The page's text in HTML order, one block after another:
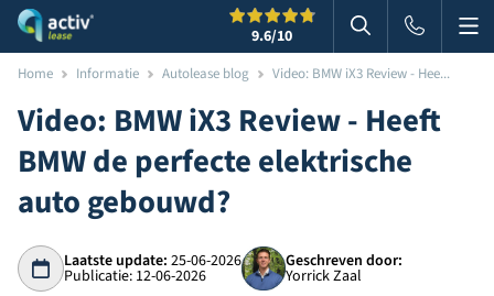
9.6/10 Zoeken in
Home Informatie Autolease blog Video: BMW iX3 Review - Hee...
Video: BMW iX3 Review - Heeft
BMW de perfecte elektrische
auto gebouwd?
Laatste update: 25-06-2026
Publicatie: 12-06-2026
Geschreven door:
Yorrick Zaal